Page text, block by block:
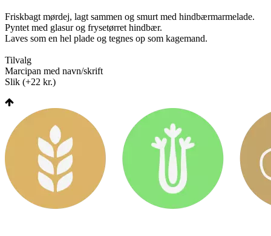
Friskbagt mørdej, lagt sammen og smurt med hindbærmarmelade.
Pyntet med glasur og frysetørret hindbær.
Laves som en hel plade og tegnes op som kagemand.
Tilvalg
Marcipan med navn/skrift
Slik (+22 kr.)